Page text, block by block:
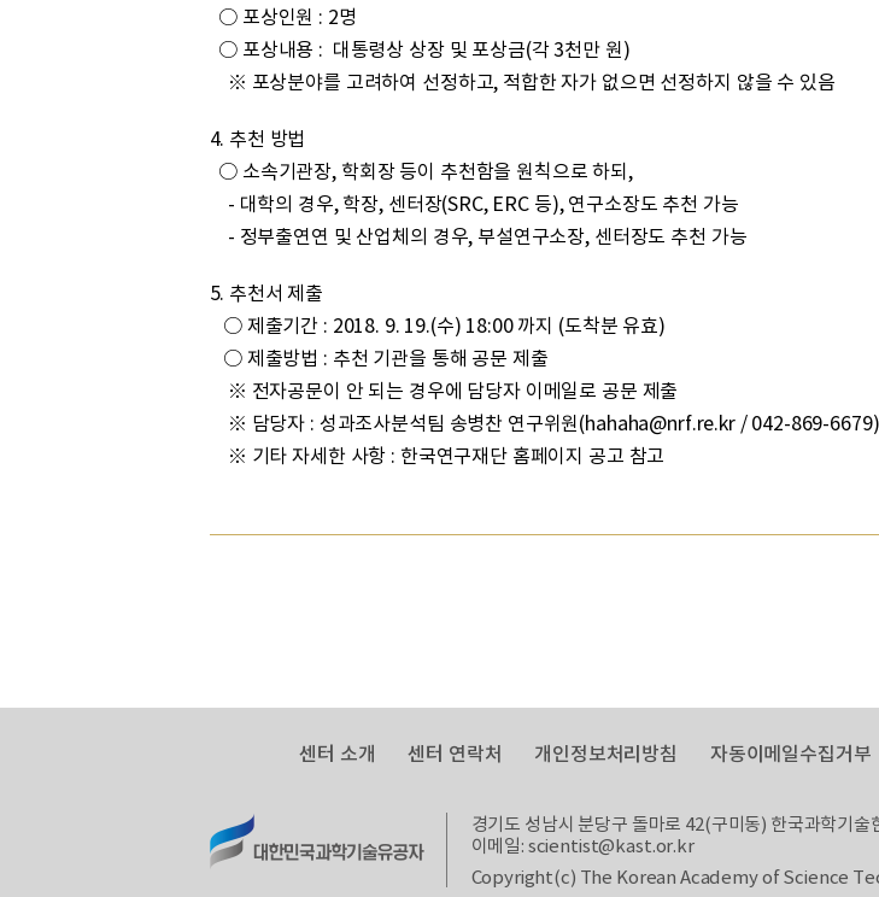
○ 포상인원 : 2명
○ 포상내용 : 대통령상 상장 및 포상금(각 3천만 원)
※ 포상분야를 고려하여 선정하고, 적합한 자가 없으면 선정하지 않을 수 있음
4. 추천 방법
○ 소속기관장, 학회장 등이 추천함을 원칙으로 하되,
- 대학의 경우, 학장, 센터장(SRC, ERC 등), 연구소장도 추천 가능
- 정부출연연 및 산업체의 경우, 부설연구소장, 센터장도 추천 가능
5. 추천서 제출
○ 제출기간 : 2018. 9. 19.(수) 18:00 까지 (도착분 유효)
○ 제출방법 : 추천 기관을 통해 공문 제출
※ 전자공문이 안 되는 경우에 담당자 이메일로 공문 제출
※ 담당자 : 성과조사분석팀 송병찬 연구위원(hahaha@nrf.re.kr/ 042-869-6679)
※ 기타 자세한 사항 : 한국연구재단 홈페이지 공고 참고
센터 소개 센터 연락처 개인정보처리방침 자동이메일수집거부
경기도 성남시 분당구 돌마로 42(구미동) 한국과학기
이메일: scientist@kast.or.kr
Copyright(c) The Korean Academy of Science